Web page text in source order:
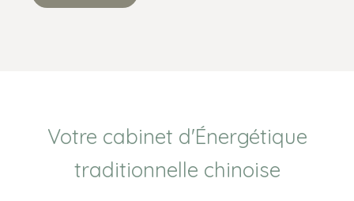
Votre cabinet d'Énergétique
traditionnelle chinoise